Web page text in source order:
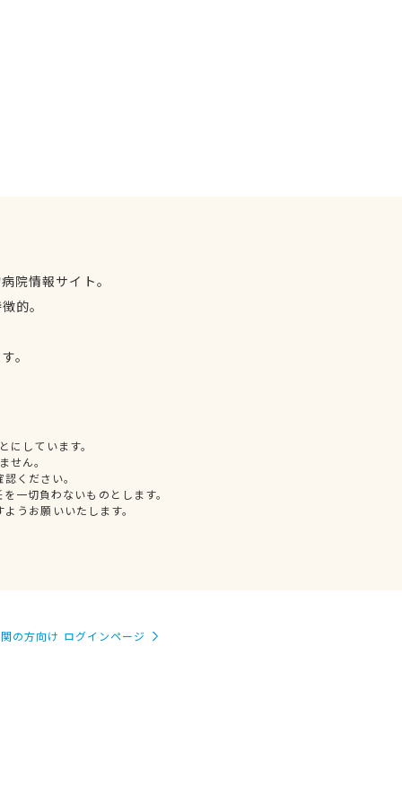
院情報サイト。
的。
。
しています。
せん。
ください。
一切負わないものとします。
うお願いいたします。
の方向け ログインページ